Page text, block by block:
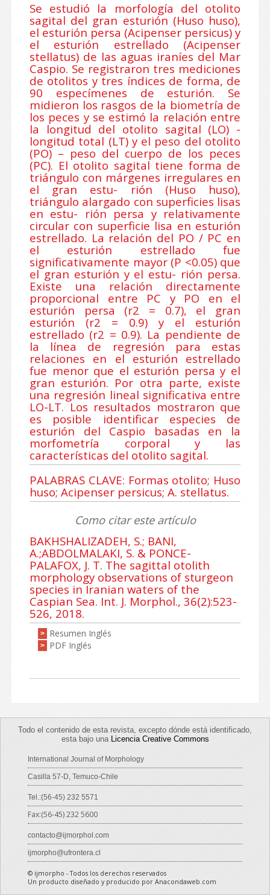
Se estudió la morfología del otolito
sagital del gran esturión (Huso huso),
el esturión persa (Acipenser persicus) y
el esturión estrellado (Acipenser
stellatus) de las aguas iraníes del Mar
Caspio. Se registraron tres mediciones
de otolitos y tres índices de forma, de
90 especímenes de esturión. Se
midieron los rasgos de la biometría de
los peces y se estimó la relación entre
la longitud del otolito sagital (LO) -
longitud total (LT) y el peso del otolito
(PO) – peso del cuerpo de los peces
(PC). El otolito sagital tiene forma de
triángulo con márgenes irregulares en
el gran estu- rión (Huso huso),
triángulo alargado con superficies lisas
en estu- rión persa y relativamente
circular con superficie lisa en esturión
estrellado. La relación del PO / PC en
el esturión estrellado fue
significativamente mayor (P <0.05) que
el gran esturión y el estu- rión persa.
Existe una relación directamente
proporcional entre PC y PO en el
esturión persa (r2 = 0.7), el gran
esturión (r2 = 0.9) y el esturión
estrellado (r2 = 0.9). La pendiente de
la línea de regresión para estas
relaciones en el esturión estrellado
fue menor que el esturión persa y el
gran esturión. Por otra parte, existe
una regresión lineal significativa entre
LO-LT. Los resultados mostraron que
es posible identificar especies de
esturión del Caspio basadas en la
morfometría corporal y las
características del otolito sagital.
PALABRAS CLAVE: Formas otolito; Huso
huso; Acipenser persicus; A. stellatus.
Como citar este artículo
BAKHSHALIZADEH, S.; BANI,
A.;ABDOLMALAKI, S. & PONCE-
PALAFOX, J. T. The sagittal otolith
morphology observations of sturgeon
species in Iranian waters of the
Caspian Sea. Int. J. Morphol., 36(2):523-
526, 2018.
> Resumen Inglés
> PDF Inglés
Todo el contenido de esta revista, excepto dónde está identificado,
esta bajo una Licencia Creative Commons
International Journal of Morphology
Casilla 57-D, Temuco-Chile
Tel.:(56-45) 232 5571
Fax:(56-45) 232 5600
contacto@ijmorphol.com
ijmorpho@ufrontera.cl
© ijmorpho - Todos los derechos reservados
Un producto diseñado y producido por Anacondaweb.com